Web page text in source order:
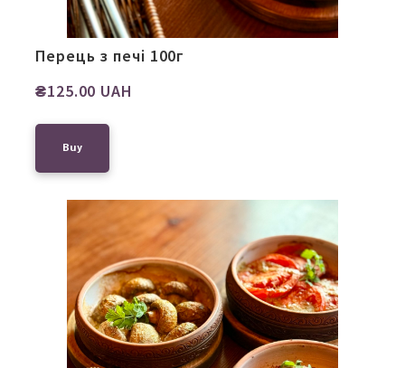
Перець з печі 100г
₴125.00 UAH
Buy